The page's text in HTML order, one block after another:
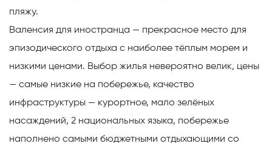
пляжу.
Валенсия для иностранца — прекрасное место для
эпизодического отдыха с наиболее тёплым морем и
низкими ценами. Выбор жилья невероятно велик, цены
— самые низкие на побережье, качество
инфраструктуры — курортное, мало зелёных
насаждений, 2 национальных языка, побережье
наполнено самыми бюджетными отдыхающими со